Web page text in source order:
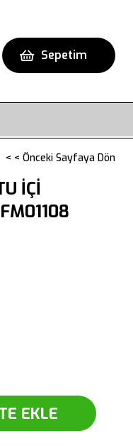
Sepetim
< < Önceki Sayfaya Dön
İÇİ